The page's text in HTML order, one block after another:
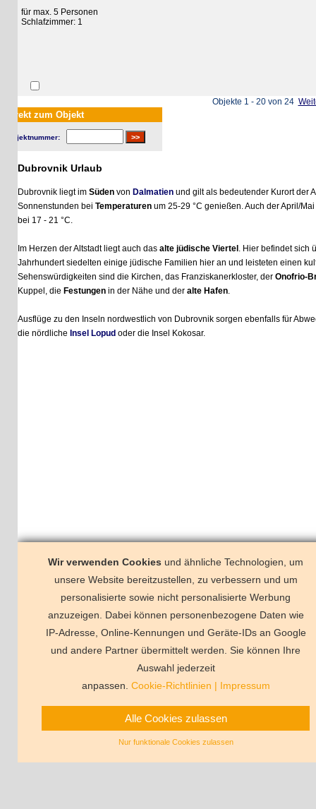
für max. 5 Personen
Schlafzimmer: 1
Objekte 1 - 20 von 24Weiter
zum Objekt
Dubrovnik Urlaub
Dubrovnik liegt imSüdenvon Dalmatienund gilt als bedeutender Kurort der
Sonnenstunden beiTemperaturenum 25-29 °C genießen. Auch der April/Mai
bei 17 - 21 °C.
Im Herzen der Altstadt liegt auch das alte jüdische Viertel. Hier befindet sich
Jahrhundert siedelten einige jüdische Familien hier an und leisteten einen
Sehenswürdigkeiten sind die Kirchen, das Franziskanerkloster, derOnofrio-
Kuppel, die Festungenin der Nähe und der alte Hafen.
Ausflüge zu den Inseln nordwestlich von Dubrovnik sorgen ebenfalls für
die nördlicheInsel Lopudoder die Insel Kokosar.
Dubrovnik und Umgebung
Deutschland Florida
Frankreich
Wir verwenden Cookies und ähnliche Technologien, um
unsere Website bereitzustellen, zu verbessern und um
personalisierte sowie nicht personalisierte Werbung
anzuzeigen. Dabei können personenbezogene Daten wie
IP-Adresse, Online-Kennungen und Geräte-IDs an Google
und andere Partner übermittelt werden. Sie können Ihre
Auswahl jederzeit
anpassen. Cookie-Richtlinien|Impressum
Alle Cookies zulassen
Nur funktionale Cookies zulassen